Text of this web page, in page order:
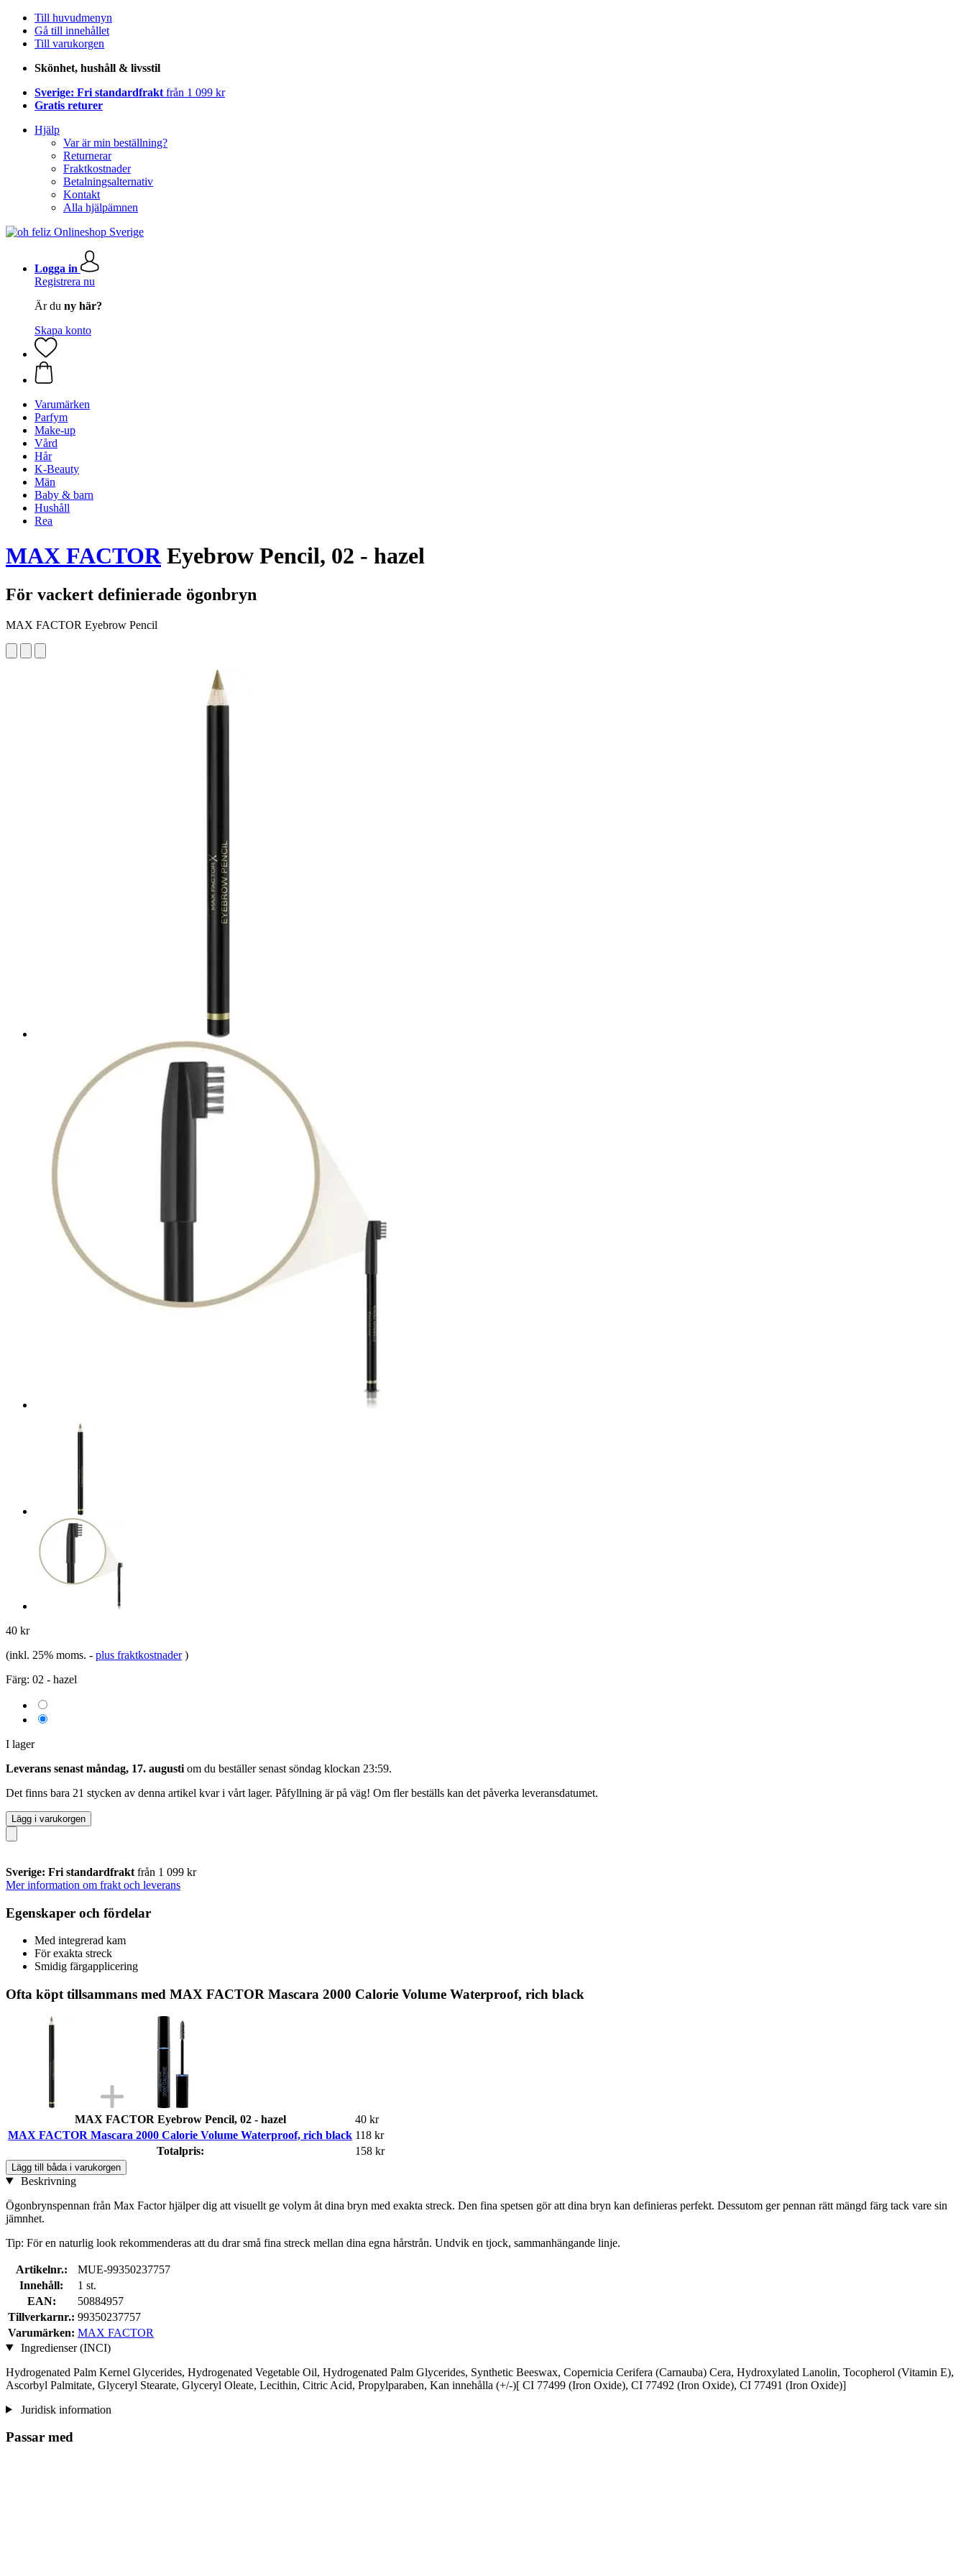
Till huvudmenyn
Gå till innehållet
Till varukorgen
Skönhet, hushåll & livsstil
Sverige: Fri standardfrakt från 1 099 kr
Gratis returer
Hjälp
Var är min beställning?
Returnerar
Fraktkostnader
Betalningsalternativ
Kontakt
Alla hjälpämnen
Logga in
Registrera nu
Är du ny här?
Skapa konto
Varumärken
Parfym
Make-up
Vård
Hår
K-Beauty
Män
Baby & barn
Hushåll
Rea
MAX FACTOREyebrow Pencil, 02 - hazel
För vackert definierade ögonbryn
MAX FACTOR Eyebrow Pencil
40 kr
(inkl. 25% moms. - plus fraktkostnader )
Färg: 02 - hazel
I lager
Leverans senast måndag, 17. augusti om du beställer senast söndag klockan 23:59.
Det finns bara 21 stycken av denna artikel kvar i vårt lager. Påfyllning är på väg! Om fler beställs kan det påverka leveransdatumet.
Lägg i varukorgen
Sverige: Fri standardfrakt från 1 099 kr
Mer information om frakt och leverans
Egenskaper och fördelar
Med integrerad kam
För exakta streck
Smidig färgapplicering
Ofta köpt tillsammans med MAX FACTOR Mascara 2000 Calorie Volume Waterproof, rich black
MAX FACTOR Eyebrow Pencil, 02 - hazel
40 kr
MAX FACTOR Mascara 2000 Calorie Volume Waterproof, rich black 118 kr
Totalpris:
158 kr
Lägg till båda i varukorgen
Beskrivning
Ögonbrynspennan från Max Factor hjälper dig att visuellt ge volym åt dina bryn med exakta streck. Den fina spetsen gör att dina bryn kan definieras perfekt. Dessutom ger pennan rätt mängd färg tack vare sin
jämnhet.
Tip: För en naturlig look rekommenderas att du drar små fina streck mellan dina egna hårstrån. Undvik en tjock, sammanhängande linje.
Artikelnr.:
MUE-99350237757
Innehåll:
1 st.
EAN:
50884957
Tillverkarnr.: 99350237757
Varumärken: MAX FACTOR
Ingredienser (INCI)
Hydrogenated Palm Kernel Glycerides, Hydrogenated Vegetable Oil, Hydrogenated Palm Glycerides, Synthetic Beeswax, Copernicia Cerifera (Carnauba) Cera, Hydroxylated Lanolin, Tocopherol (Vitamin E),
Ascorbyl Palmitate, Glyceryl Stearate, Glyceryl Oleate, Lecithin, Citric Acid, Propylparaben, Kan innehålla (+/-)[ CI 77499 (Iron Oxide), CI 77492 (Iron Oxide), CI 77491 (Iron Oxide)]
Juridisk information
Passar med